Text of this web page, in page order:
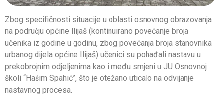
Zbog specifičnosti situacije u oblasti osnovnog obrazovanja
na području općine Ilijaš (kontinuirano povećanje broja
učenika iz godine u godinu, zbog povećanja broja stanovnika
urbanog dijela općine Ilijaš) učenici su pohađali nastavu u
prekobrojnim odjeljenima kao i među smjeni u JU Osnovnoj
školi “Hašim Spahić”, što je otežano uticalo na odvijanje
nastavnog procesa.